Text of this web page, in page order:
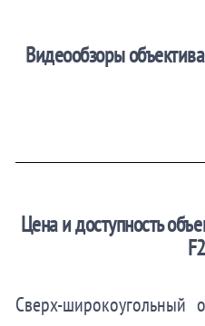
Видеообзоры
Цена и доступность
Сверх-широкоугольный